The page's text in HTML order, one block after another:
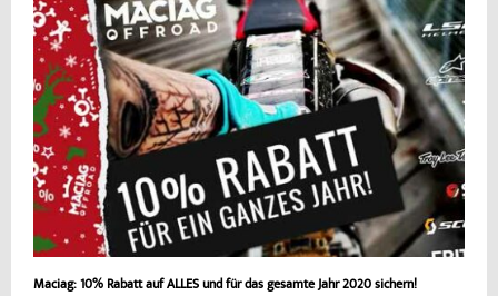
Maciag: 10% Rabatt auf ALLES und für das gesamte Jahr 2020 sichern!